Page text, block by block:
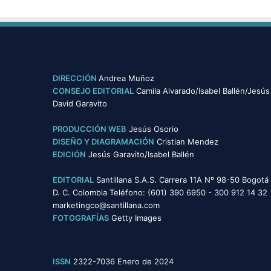
DIRECCIÓN Andrea Muñoz
CONSEJO EDITORIAL Camila Alvarado/Isabel Ballén/Jesús
David Garavito
PRODUCCIÓN WEB Jesús Osorio
DISEÑO Y DIAGRAMACIÓN Cristian Mendez
EDICIÓN Jesús Garavito/Isabel Ballén
EDITORIAL Santillana S.A.S. Carrera 11A Nº 98-50 Bogotá
D. C. Colombia Teléfono: (601) 390 6950 - 300 912 14 32
marketingco@santillana.com
FOTOGRAFÍAS Getty Images
ISSN 2322-7036 Enero de 2024